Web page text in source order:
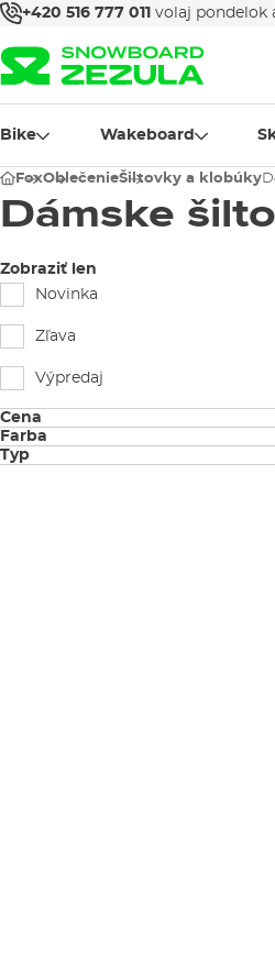
+420 516 777 011 volaj pondelok
Bike Wakeboard
FoxOblečenieŠiltovky a klobúky
Dámske
Zobraziť len
Novinka
Zľava
Výpredaj
Cena
Farba
Typ